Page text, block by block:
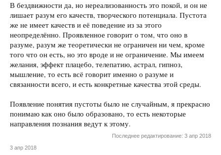
В бездвижности да, но нереализованность это покой, и он не
лишает разум его качеств, творческого потенциала. Пустота
же не имеет качеств и её поведение из за этого
неопределённо. Проявленное говорит о том, что оно в
разуме, разум же теоретически не ограничен ни чем, кроме
того что он есть, но это вроде и не ограничение. Мы имеем
желания, эффект плацебо, телепатию, астрал, гипноз,
мышление, то есть всё говорит именно о разуме и
связанности всего, и есть конкретные качества этой среды.
Появление понятия пустоты было не случайным, я прекрасно
понимаю как оно было образовано, то есть некоторые
направления познания ведут к этому.
Последнее редактирование: 3 апр 2018
3 апр 2018